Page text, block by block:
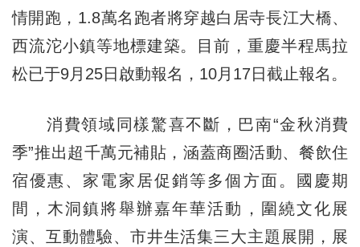
情開跑，1.8萬名跑者將穿越白居寺長江大橋、
西流沱小鎮等地標建築。目前，重慶半程馬拉
松已于9月25日啟動報名，10月17日截止報名。
消費領域同樣驚喜不斷，巴南“金秋消費
季”推出超千萬元補貼，涵蓋商圈活動、餐飲住
宿優惠、家電家居促銷等多個方面。國慶期
間，木洞鎮將舉辦嘉年華活動，圍繞文化展
演、互動體驗、市井生活集三大主題展開，展